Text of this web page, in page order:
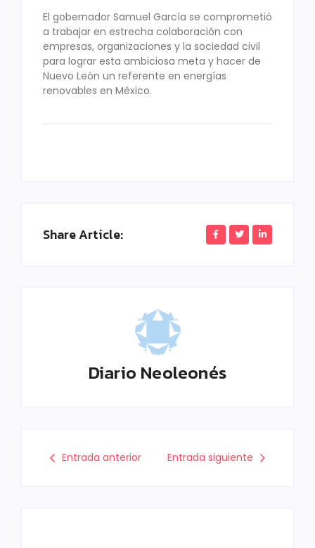
El gobernador Samuel García se comprometió
a trabajar en estrecha colaboración con
empresas, organizaciones y la sociedad civil
para lograr esta ambiciosa meta y hacer de
Nuevo León un referente en energías
renovables en México.
Share Article:
Diario Neoleonés
Entrada anterior Entrada siguiente